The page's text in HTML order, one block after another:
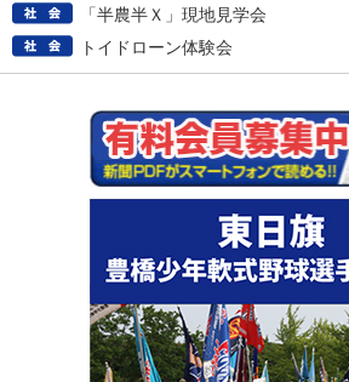
「半農半Ｘ」現地見学会
トイドローン体験会